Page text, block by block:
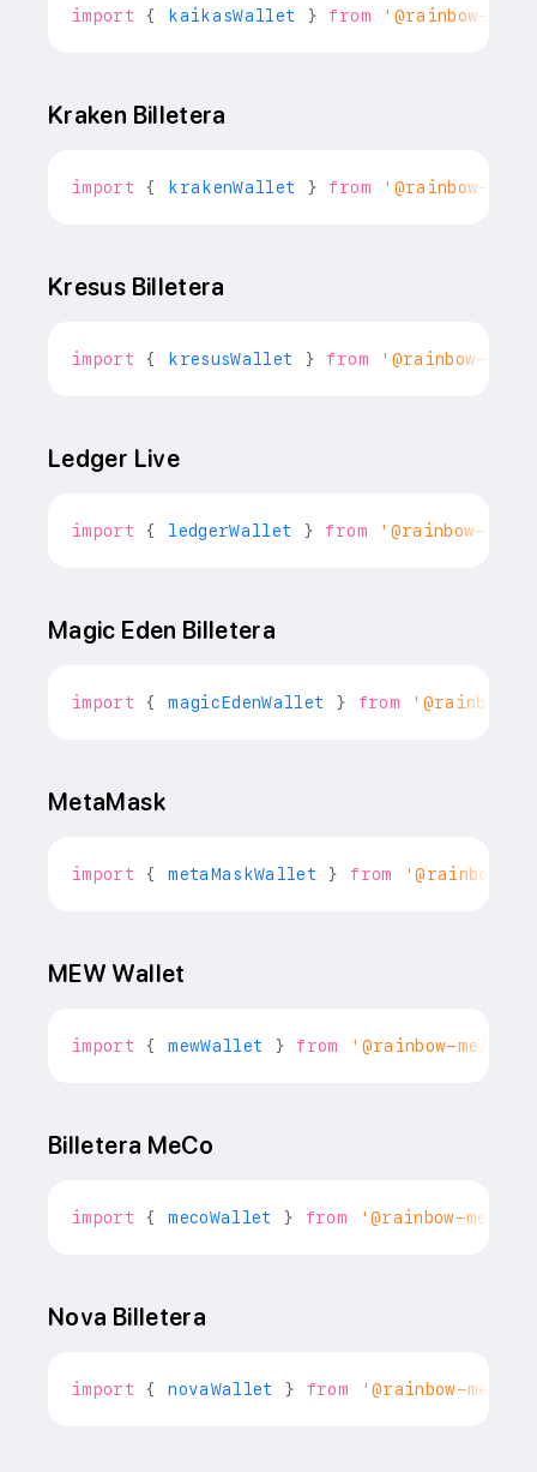
import { kaikasWallet } from '@rainbow-
Kraken Billetera
import { krakenWallet } from '@rainbow-
Kresus Billetera
import { kresusWallet } from '@rainbow-
Ledger Live
import { ledgerWallet } from '@rainbow-
Magic Eden Billetera
import { magicEdenWallet } from '@rainbow-
MetaMask
import { metaMaskWallet } from '@rainbow-
MEW Wallet
import { mewWallet } from '@rainbow-me/
Billetera MeCo
import { mecoWallet } from '@rainbow-me/
Nova Billetera
import { novaWallet } from '@rainbow-me/